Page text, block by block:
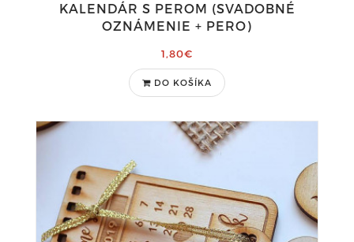
KALENDÁR S PEROM (SVADOBNÉ
OZNÁMENIE + PERO)
1,80€
DO KOŠÍKA